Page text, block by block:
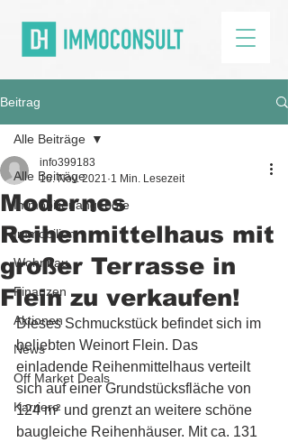
Beitrag
Alle Beiträge
Immobilienangebote
Immobilien
Wohnbau
Finanzen
Aktionen
News
Off Market Deals
Karriere
Alle Beiträge
Modernes
Reihenmittelhaus mit
großer Terrasse in
Flein zu verkaufen!
info399183
16. Nov. 2021 1 Min. Lesezeit
Dieses Schmuckstück befindet sich im
beliebten Weinort Flein. Das
einladende Reihenmittelhaus verteilt
sich auf einer Grundstücksfläche von
124 m² und grenzt an weitere schöne
baugleiche Reihenhäuser. Mit ca. 131